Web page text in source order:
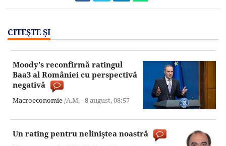
CITEŞTE ŞI
Moody's reconfirmă ratingul
Baa3 al României cu perspectivă
negativă
Macroeconomie/A.M. -8 august,08:57
Un rating pentru neliniştea noastră